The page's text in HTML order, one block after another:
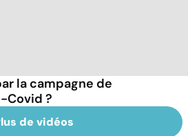
la campagne de
Covid ?
de vidéos